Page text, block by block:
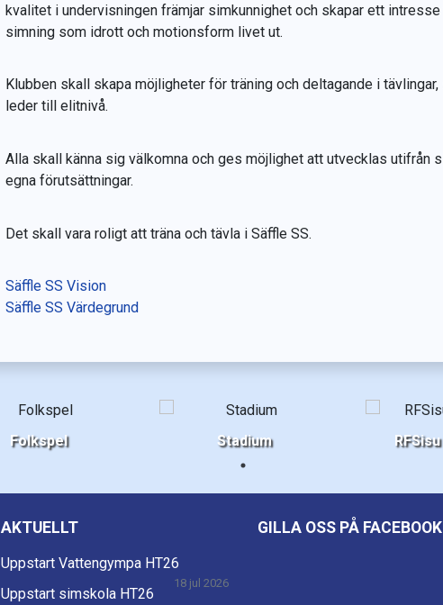
kvalitet i undervisningen främjar simkunnighet och skapar ett
simning som idrott och motionsform livet ut.
Klubben skall skapa möjligheter för träning och deltagande i tävlingar,
leder till elitnivå.
Alla skall känna sig välkomna och ges möjlighet att utvecklas utifrån
egna förutsättningar.
Det skall vara roligt att träna och tävla i Säffle SS.
Säffle SS Vision
Säffle SS Värdegrund
Folkspel Stadium
AKTUELLT
Uppstart Vattengympa HT26
18 jul 2026
Uppstart simskola HT26
GILLA OSS PÅ